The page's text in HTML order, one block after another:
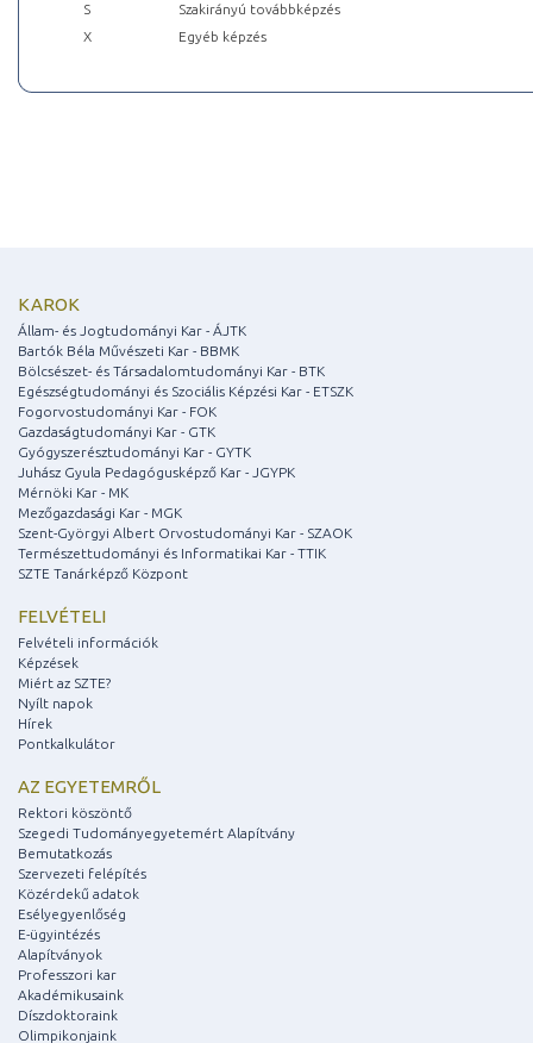
S
Szakirányú továbbképzés
X
Egyéb képzés
KAROK
Állam- és Jogtudományi Kar - ÁJTK
Bartók Béla Művészeti Kar - BBMK
Bölcsészet- és Társadalomtudományi Kar - BTK
Egészségtudományi és Szociális Képzési Kar - ETSZK
Fogorvostudományi Kar - FOK
Gazdaságtudományi Kar - GTK
Gyógyszerésztudományi Kar - GYTK
Juhász Gyula Pedagógusképző Kar - JGYPK
Mérnöki Kar - MK
Mezőgazdasági Kar - MGK
Szent-Györgyi Albert Orvostudományi Kar - SZAOK
Természettudományi és Informatikai Kar - TTIK
SZTE Tanárképző Központ
FELVÉTELI
Felvételi információk
Képzések
Miért az SZTE?
Nyílt napok
Hírek
Pontkalkulátor
AZ EGYETEMRŐL
Rektori köszöntő
Szegedi Tudományegyetemért Alapítvány
Bemutatkozás
Szervezeti felépítés
Közérdekű adatok
Esélyegyenlőség
E-ügyintézés
Alapítványok
Professzori kar
Akadémikusaink
Díszdoktoraink
Olimpikonjaink